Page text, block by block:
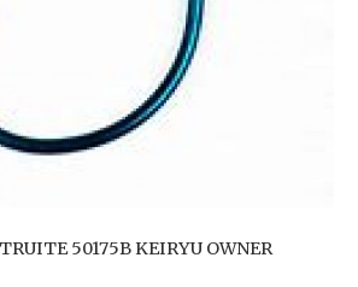
50175B KEIRYU OWNER